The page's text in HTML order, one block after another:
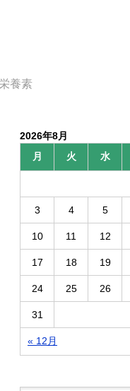
養素
2026年8月
月
火 水
« 12月
3 4 5
10 11 12
17 18 19
24 25 26
31